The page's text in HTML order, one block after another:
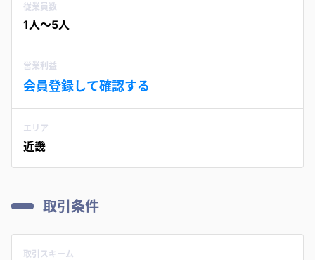
従業員数
1人〜5人
営業利益
会員登録して確認する
エリア
近畿
取引条件
取引スキーム